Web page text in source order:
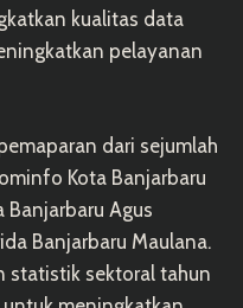
kualitas data
pelayanan
dari sejumlah
Kota Banjarbaru
Banjarbaru Agus
Banjarbaru Maulana.
statistik sektoral tahun